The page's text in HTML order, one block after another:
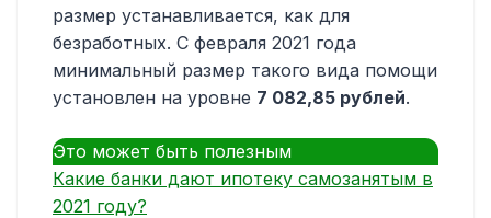
размер устанавливается, как для
безработных. С февраля 2021 года
минимальный размер такого вида помощи
установлен на уровне 7 082,85 рублей.
Это может быть полезным
Какие банки дают ипотеку самозанятым в
2021 году?